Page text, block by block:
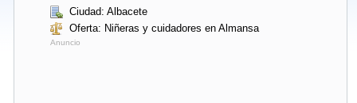
Ciudad: Albacete
Oferta: Niñeras y cuidadores en Almansa
Anuncio